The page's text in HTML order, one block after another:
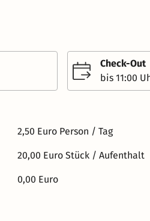
den Rothaarsteig oder den
Sauerland.
herrliche SauerländerCheck-Out
bis 11:00
2,50 Euro Person / Tag
20,00 Euro Stück / Aufenthalt
0,00 Euro